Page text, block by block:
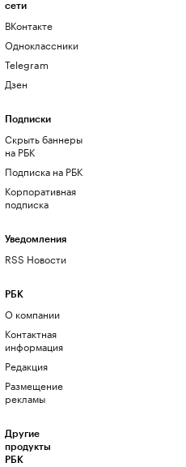
сети
ВКонтакте
Одноклассники
Telegram
Дзен
Подписки
Скрыть баннеры
на РБК
Подписка на РБК
Корпоративная
подписка
Уведомления
RSS Новости
РБК
О компании
Контактная
информация
Редакция
Размещение
рекламы
Другие
продукты
РБК